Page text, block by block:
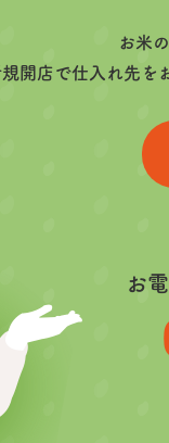
お米
規開店で仕入れ先を
お